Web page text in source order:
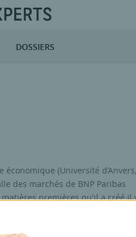
DOSSIERS
(Université d’Anvers,
des marchés de BNP Paribas
premières qu'il a créé il